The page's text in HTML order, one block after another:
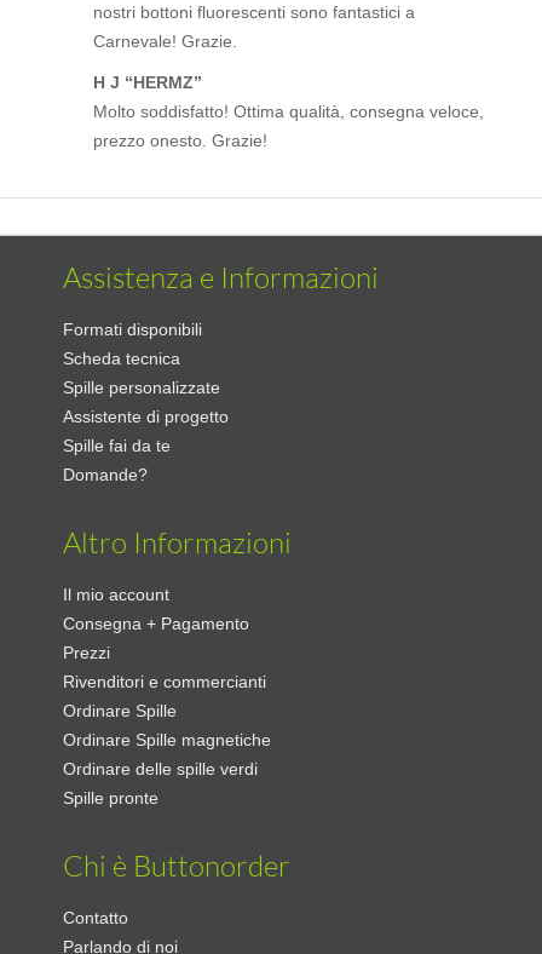
nostri bottoni fluorescenti sono fantastici a
Carnevale! Grazie.
H J “HERMZ”
Molto soddisfatto! Ottima qualità, consegna veloce,
prezzo onesto. Grazie!
Assistenza e Informazioni
Formati disponibili
Scheda tecnica
Spille personalizzate
Assistente di progetto
Spille fai da te
Domande?
Altro Informazioni
Il mio account
Consegna + Pagamento
Prezzi
Rivenditori e commercianti
Ordinare Spille
Ordinare Spille magnetiche
Ordinare delle spille verdi
Spille pronte
Chi è Buttonorder
Contatto
Parlando di noi